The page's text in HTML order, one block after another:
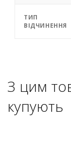
ТИП
ВІДЧИНЕННЯ
З цим
купують